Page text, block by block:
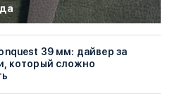
39 мм: дайвер за
который сложно